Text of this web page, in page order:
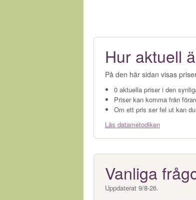
Hur aktuell
På den här sidan visas
0 aktuella priser i den
Priser kan komma från
Om ett pris ser fel ut kan
Läs datametodiken
Vanliga
Uppdaterat 9/8-26.